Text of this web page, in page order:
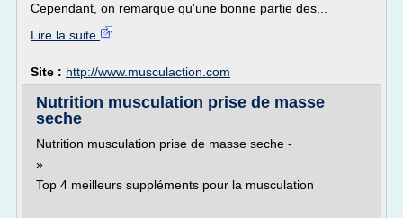
Cependant, on remarque qu'une bonne partie des...
Lire la suite
Site : http://www.musculaction.com
Nutrition musculation prise de masse
seche
Nutrition musculation prise de masse seche -
»
Top 4 meilleurs suppléments pour la musculation